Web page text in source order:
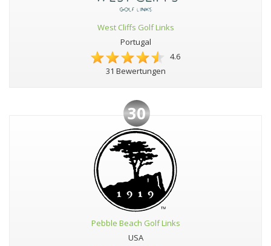
West Cliffs Golf Links
Portugal
4.6
31 Bewertungen
30
Pebble Beach Golf Links
USA